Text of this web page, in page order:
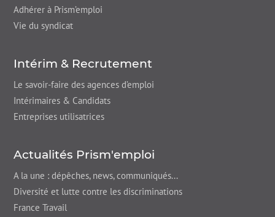
Adhérer à Prism’emploi
Vie du syndicat
Intérim & Recrutement
Le savoir-faire des agences d’emploi
Intérimaires & Candidats
Entreprises utilisatrices
Actualités Prism'emploi
A la une : dépêches, news, communiqués...
Diversité et lutte contre les discriminations
France Travail